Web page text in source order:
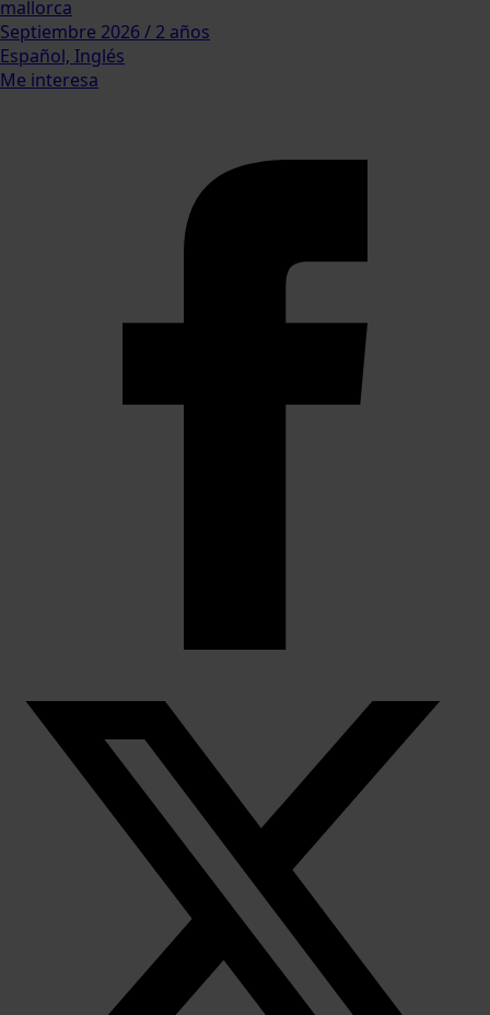
mallorca
Septiembre 2026 / 2 años
Español, Inglés
Me interesa